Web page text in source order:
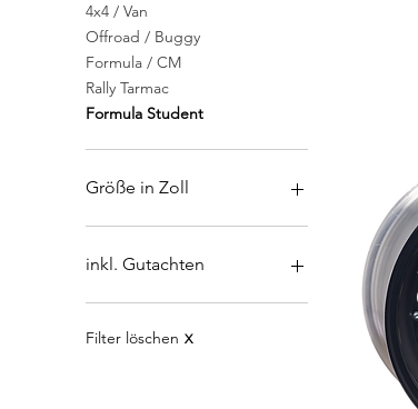
4x4 / Van
Offroad / Buggy
Formula / CM
Rally Tarmac
Formula Student
Größe in Zoll
10
13
15
16
inkl. Gutachten
Gutachten
Filter löschen X